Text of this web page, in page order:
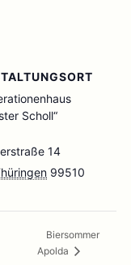
Scholl“
14
99510
Biersommer
Apolda